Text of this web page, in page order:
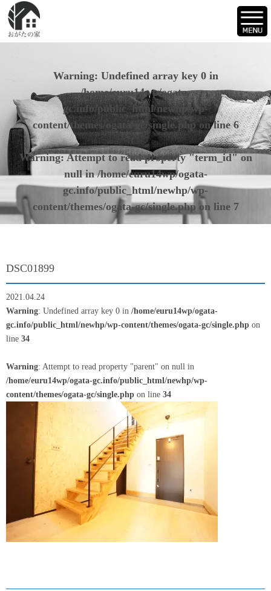
Warning: Undefined array key 0 in
/home/euru14wp/ogata-
gc.info/public_html/newhp/wp-
content/themes/ogata-gc/single.phpon line6
Warning: Attempt to read property "term_id" on
null in/home/euru14wp/ogata-
gc.info/public_html/newhp/wp-
content/themes/ogata-gc/single.php on line 7
DSC01899
2021.04.24
Warning: Undefined array key 0 in /home/euru14wp/ogata-
gc.info/public_html/newhp/wp-content/themes/ogata-gc/single.php on
line 34
Warning: Attempt to read property "parent" on null in
/home/euru14wp/ogata-gc.info/public_html/newhp/wp-
content/themes/ogata-gc/single.php on line 34